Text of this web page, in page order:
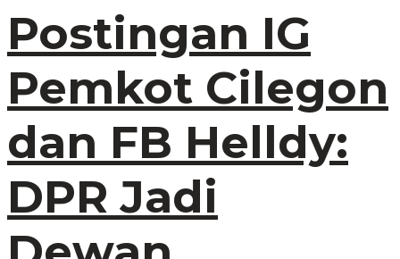
Postingan IG
Pemkot Cilegon
dan FB Helldy:
DPR Jadi